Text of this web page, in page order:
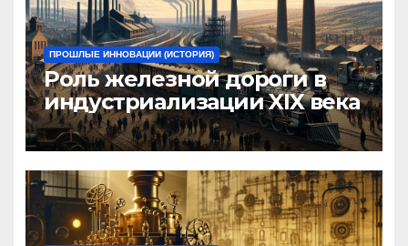
ПРОШЛЫЕ ИННОВАЦИИ (ИСТОРИЯ)
Роль железной дороги в
индустриализации XIX века